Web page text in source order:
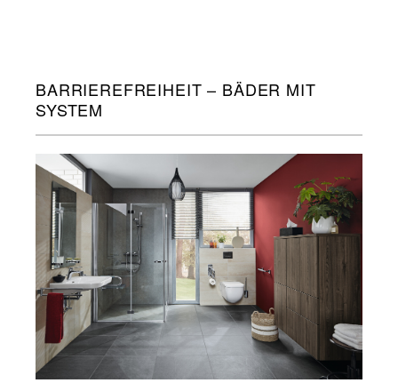
BARRIEREFREIHEIT – BÄDER MIT
SYSTEM